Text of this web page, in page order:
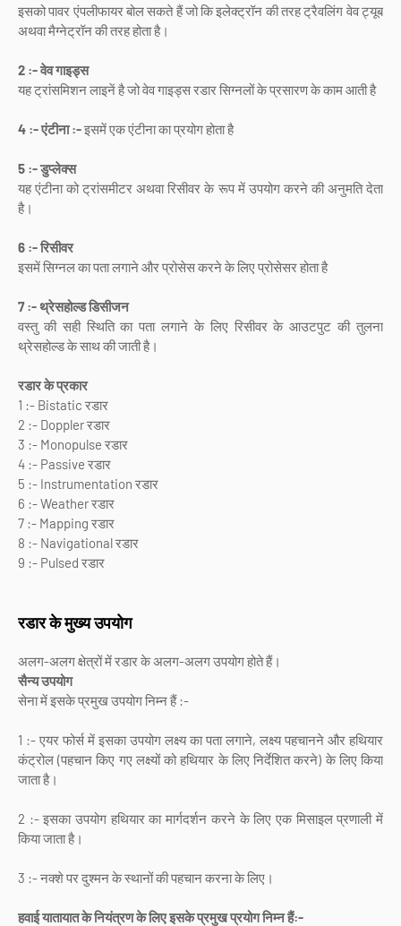
इसको पावर एंपलीफायर बोल सकते हैं जो कि इलेक्ट्रॉन की तरह ट्रैवलिंग वेव ट्यूब
अथवा मैग्नेट्रॉन की तरह होता है।
2 :- वेव गाइड्स
यह ट्रांसमिशन लाइनें है जो वेव गाइड्स रडार सिग्नलों के प्रसारण के काम आती है
4 :- एंटीना :-इसमें एक एंटीना का प्रयोग होता है
5 :- डुप्लेक्स
यह एंटीना को ट्रांसमीटर अथवा रिसीवर के रूप में उपयोग करने की अनुमति देता
है।
6 :- रिसीवर
इसमें सिग्नल का पता लगाने और प्रोसेस करने के लिए प्रोसेसर होता है
7 :- थ्रेसहोल्ड डिसीजन
वस्तु की सही स्थिति का पता लगाने के लिए रिसीवर के आउटपुट की तुलना
थ्रेसहोल्ड के साथ की जाती है।
रडार के प्रकार
1 :- Bistatic रडार
2 :- Doppler रडार
3 :- Monopulse रडार
4 :- Passive रडार
5 :- Instrumentation रडार
6 :- Weather रडार
7 :- Mapping रडार
8 :- Navigational रडार
9 :- Pulsed रडार
रडार के मुख्य उपयोग
अलग-अलग क्षेत्रों में रडार के अलग-अलग उपयोग होते हैं।
सैन्य उपयोग
सेना में इसके प्रमुख उपयोग निम्न हैं :-
1 :- एयर फोर्स में इसका उपयोग लक्ष्य का पता लगाने, लक्ष्य पहचानने और हथियार
कंट्रोल (पहचान किए गए लक्ष्यों को हथियार के लिए निर्देशित करने) के लिए किया
जाता है।
2 :- इसका उपयोग हथियार का मार्गदर्शन करने के लिए एक मिसाइल प्रणाली में
किया जाता है।
3 :- नक्शे पर दुश्मन के स्थानों की पहचान करना के लिए।
हवाई यातायात के नियंत्रण के लिए इसके प्रमुख प्रयोग निम्न हैं:-